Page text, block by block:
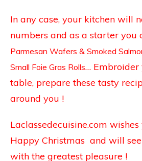
In any case, your kitchen will
numbers and as a starter you
Parmesan Wafers & Smoked
Small Foie Gras Rolls… Embroider
table, prepare these tasty
around you !
Laclassedecuisine.com
Happy Christmas and will
with the greatest pleasure !